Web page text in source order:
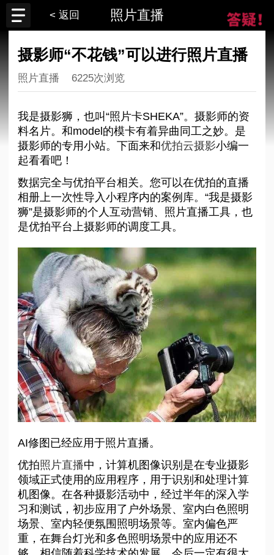
< 返回 照片直播
摄影师“不花钱”可以进行照片直播
照片直播 6225次浏览
我是摄影狮，也叫“照片卡SHEKA”。摄影师的资
料名片。和model的模卡有着异曲同工之妙。是
摄影师的专用小站。下面来和优拍云摄影小编一
起看看吧！
数据完全与优拍平台相关。您可以在优拍的直播
相册上一次性导入小程序内的案例库。“我是摄影
狮”是摄影师的个人互动营销、照片直播工具，也
是优拍平台上摄影师的调度工具。
AI修图已经应用于照片直播。
优拍照片直播中，计算机图像识别是在专业摄影
领域正式使用的应用程序，用于识别和处理计算
机图像。在各种摄影活动中，经过半年的深入学
习和测试，初步应用了户外场景、室内白色照明
场景、室内轻便氛围照明场景等。室内偏色严
重，在舞台灯光和多色照明场景中的应用还不